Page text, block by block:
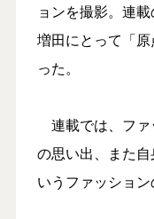
ョンを撮影。連
増田にとって「
った。
連載では、ファ
の思い出、また
いうファッション